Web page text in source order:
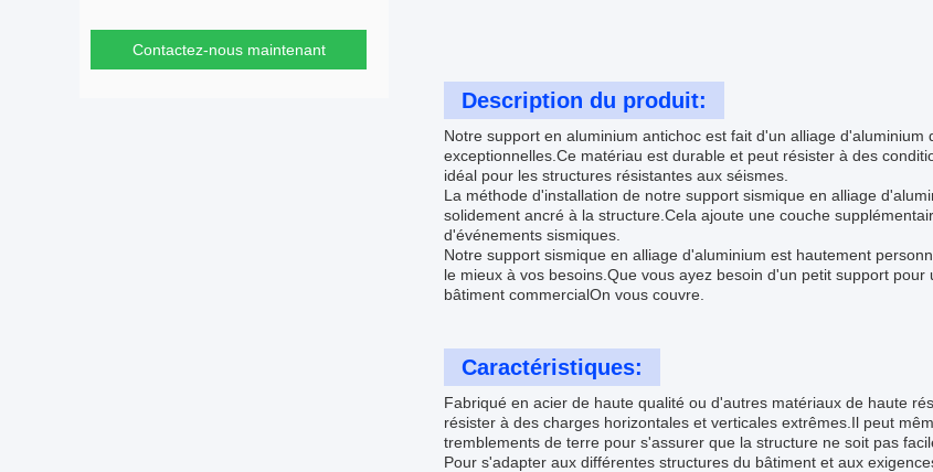
Contactez-nous maintenant
Description du produit:
Notre support en aluminium antichoc est fait d'un alliage
exceptionnelles.Ce matériau est durable et peut résister à des
idéal pour les structures résistantes aux séismes.
La méthode d'installation de notre support sismique en alliage
solidement ancré à la structure.Cela ajoute une couche
d'événements sismiques.
Notre support sismique en alliage d'aluminium est hautement
le mieux à vos besoins.Que vous ayez besoin d'un petit support
bâtiment commercialOn vous couvre.
Caractéristiques:
Fabriqué en acier de haute qualité ou d'autres matériaux de haute
résister à des charges horizontales et verticales extrêmes.Il peut
tremblements de terre pour s'assurer que la structure ne soit pas
Pour s'adapter aux différentes structures du bâtiment et aux